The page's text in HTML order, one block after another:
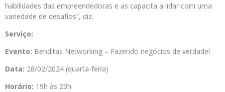
habilidades das empreendedoras e as capacita a lidar com uma
variedade de desafios”, diz.
Serviço:
Evento: Benditas Networking – Fazendo negócios de verdade!
Data: 28/02/2024 (quarta-feira)
Horário: 19h às 23h